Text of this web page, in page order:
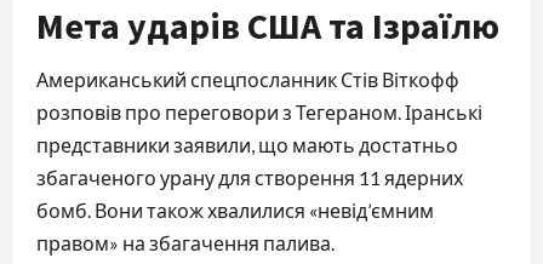
Мета ударів США та Ізраїлю
Американський спецпосланник Стів Віткофф
розповів про переговори з Тегераном. Іранські
представники заявили, що мають достатньо
збагаченого урану для створення 11 ядерних
бомб. Вони також хвалилися «невід’ємним
правом» на збагачення палива.